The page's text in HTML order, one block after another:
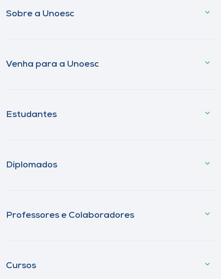
Sobre a Unoesc
Venha para a Unoesc
Estudantes
Diplomados
Professores e Colaboradores
Cursos